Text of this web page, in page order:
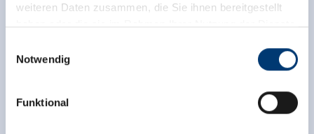
weiteren Daten zusammen, die Sie ihnen bereitgestellt
haben oder die sie im Rahmen Ihrer Nutzung der Dienste
Rohr 23// A-6280 Zell am Ziller
Notwendig
Funktional